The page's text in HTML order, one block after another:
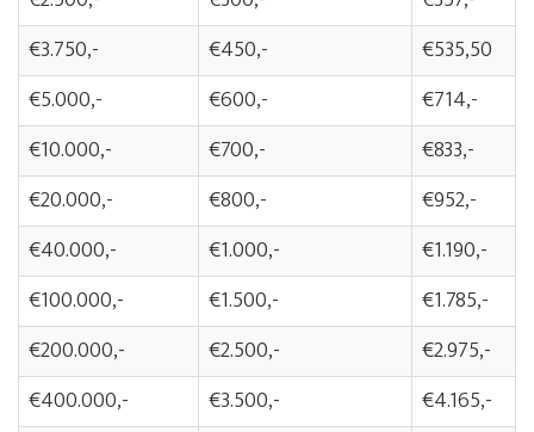
€3.750,-
€450,-
€535,50
€5.000,-
€600,-
€714,-
€10.000,-
€700,-
€833,-
€20.000,-
€800,-
€952,-
€40.000,-
€1.000,-
€1.190,-
€100.000,-
€1.500,-
€1.785,-
€200.000,-
€2.500,-
€2.975,-
€400.000,-
€3.500,-
€4.165,-